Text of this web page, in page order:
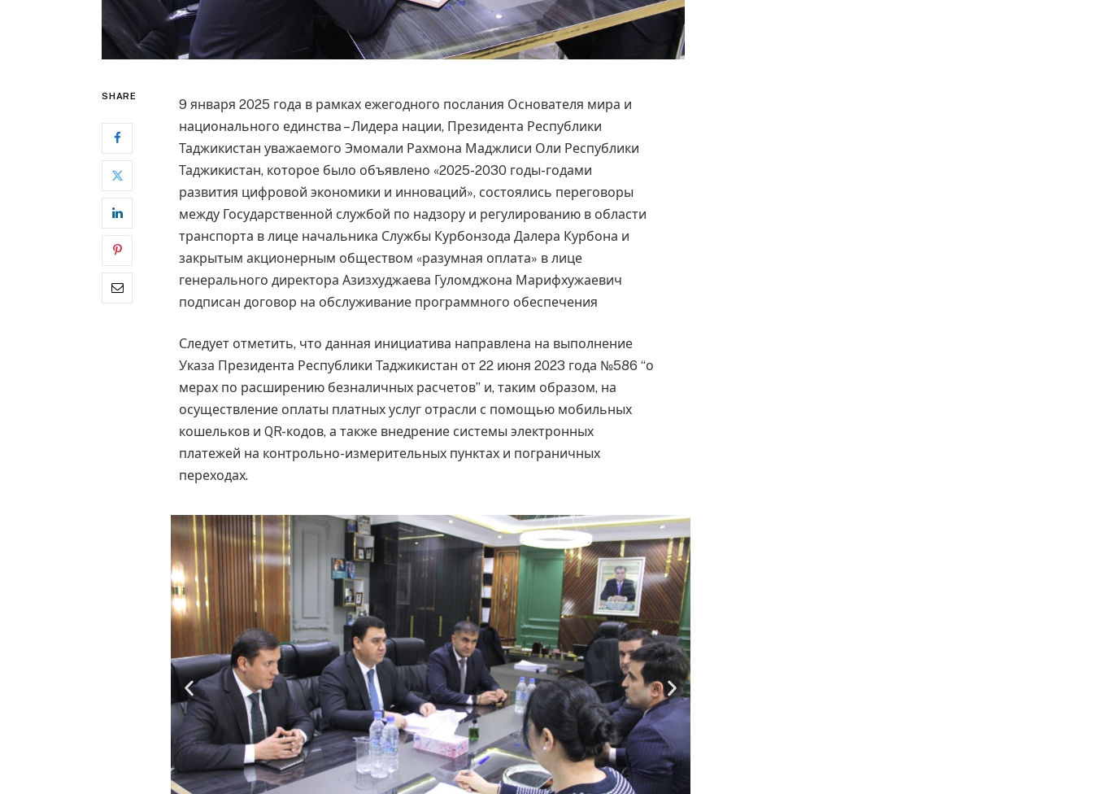
SHARE
9 января 2025 года в рамках ежегодного послания Основателя мира и
национального единства – Лидера нации, Президента Республики
Таджикистан уважаемого Эмомали Рахмона Маджлиси Оли Республики
Таджикистан, которое было объявлено «2025-2030 годы-годами
развития цифровой экономики и инноваций», состоялись переговоры
между Государственной службой по надзору и регулированию в области
транспорта в лице начальника Службы Курбонзода Далера Курбона и
закрытым акционерным обществом «разумная оплата» в лице
генерального директора Азизхуджаева Гуломджона Марифхужаевич
подписан договор на обслуживание программного обеспечения
Следует отметить, что данная инициатива направлена на выполнение
Указа Президента Республики Таджикистан от 22 июня 2023 года №586 “о
мерах по расширению безналичных расчетов” и, таким образом, на
осуществление оплаты платных услуг отрасли с помощью мобильных
кошельков и QR-кодов, а также внедрение системы электронных
платежей на контрольно-измерительных пунктах и пограничных
переходах.